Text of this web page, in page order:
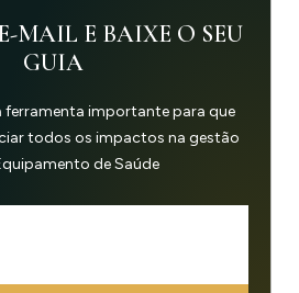
MAIL E BAIXE O SEU
GUIA
ferramenta importante para que
todos os impactos na gestão
de Saúde